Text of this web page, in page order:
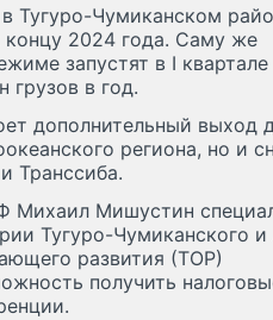
Тугуро-Чумиканском
концу 2024 года. Саму же
запустят в I
грузов в год.
дополнительный выход
региона, но и
Транссиба.
Михаил Мишустин
Тугуро-Чумиканского
развития (ТОР)
получить